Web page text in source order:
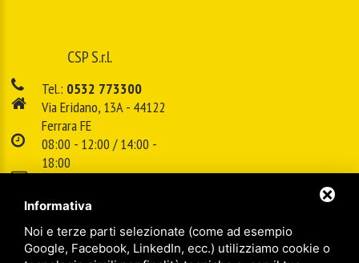
CSP S.r.l.
Tel.: 0532 773300
Via Eridano, 13A - 44122
Ferrara FE
08:00 - 12:00 / 14:00 -
18:00
info@cspsrl.biz
Sitemap / Privacy policy/Legal
Informativa
Noi e terze parti selezionate (come ad esempio
Google, Facebook, LinkedIn, ecc.) utilizziamo cookie o